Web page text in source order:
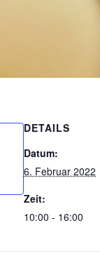
DETAILS
Datum:
6. Februar 2022
Zeit:
10:00 - 16:00